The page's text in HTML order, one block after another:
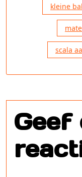
kleine
scala
Geef